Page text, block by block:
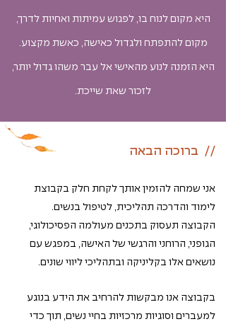
היא מקום לנוח בו, לפגוש עמיתות ואחיות לדרך,
מקום להתפתח ולגדול כאישה, כאשת מקצוע.
היא הזמנה לנוע מהאישי אל עבר משהו גדול יותר,
לזכור שאת שייכת.
// ברוכה הבאה
אני שמחה להזמין אותך לקחת חלק בקבוצת
לימוד והדרכה תהליכית, לטיפול בנשים.
הקבוצה תעסוק בתכנים מעולמה הפסיכולוגי,
הגופני, הרוחני והרגשי של האישה, במפגש עם
נושאים אלו בקליניקה ובתהליכי ליווי שונים.
בקבוצה אנו מבקשות להרחיב את הידע בנוגע
למעברים וסוגיות מרכזיות בחיי נשים, תוך כדי